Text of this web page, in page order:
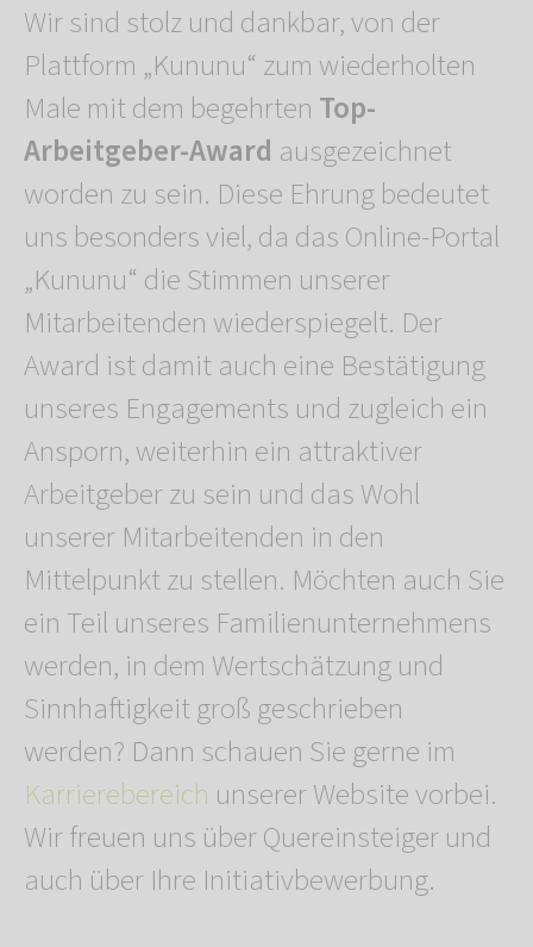
Wir sind stolz und dankbar, von der
Plattform „Kununu“ zum wiederholten
Male mit dem begehrten Top-
Arbeitgeber-Award ausgezeichnet
worden zu sein. Diese Ehrung bedeutet
uns besonders viel, da das Online-Portal
„Kununu“ die Stimmen unserer
Mitarbeitenden wiederspiegelt. Der
Award ist damit auch eine Bestätigung
unseres Engagements und zugleich ein
Ansporn, weiterhin ein attraktiver
Arbeitgeber zu sein und das Wohl
unserer Mitarbeitenden in den
Mittelpunkt zu stellen. Möchten auch Sie
ein Teil unseres Familienunternehmens
werden, in dem Wertschätzung und
Sinnhaftigkeit groß geschrieben
werden? Dann schauen Sie gerne im
Karrierebereich unserer Website vorbei.
Wir freuen uns über Quereinsteiger und
auch über Ihre Initiativbewerbung.